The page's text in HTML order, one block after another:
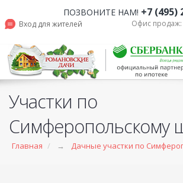
Офис продаж:
Вход для жителей
ПОЗВОНИТЕ НАМ! +7 (495)
Участки по
Симферопольскому
Главная → Дачные участки по